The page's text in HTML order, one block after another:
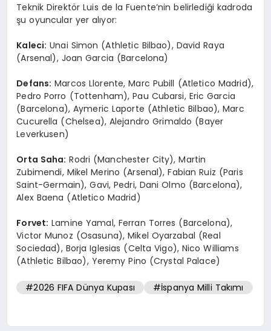
Teknik Direktör Luis de la Fuente’nin belirlediği kadroda
şu oyuncular yer alıyor:
Kaleci: Unai Simon (Athletic Bilbao), David Raya
(Arsenal), Joan Garcia (Barcelona)
Defans: Marcos Llorente, Marc Pubill (Atletico Madrid),
Pedro Porro (Tottenham), Pau Cubarsi, Eric Garcia
(Barcelona), Aymeric Laporte (Athletic Bilbao), Marc
Cucurella (Chelsea), Alejandro Grimaldo (Bayer
Leverkusen)
Orta Saha: Rodri (Manchester City), Martin
Zubimendi, Mikel Merino (Arsenal), Fabian Ruiz (Paris
Saint-Germain), Gavi, Pedri, Dani Olmo (Barcelona),
Alex Baena (Atletico Madrid)
Forvet: Lamine Yamal, Ferran Torres (Barcelona),
Victor Munoz (Osasuna), Mikel Oyarzabal (Real
Sociedad), Borja Iglesias (Celta Vigo), Nico Williams
(Athletic Bilbao), Yeremy Pino (Crystal Palace)
#2026 FIFA Dünya Kupası #İspanya Milli Takımı